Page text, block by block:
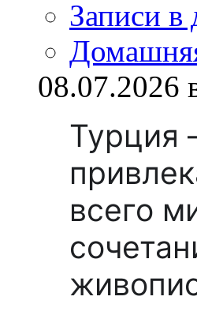
Записи в
08.07.2026
Турция
всего